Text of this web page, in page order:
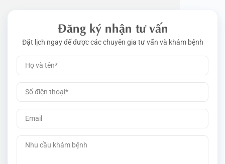
Đăng ký nhận tư vấn
Đặt lịch ngay để được các chuyên gia tư vấn và khám bệnh